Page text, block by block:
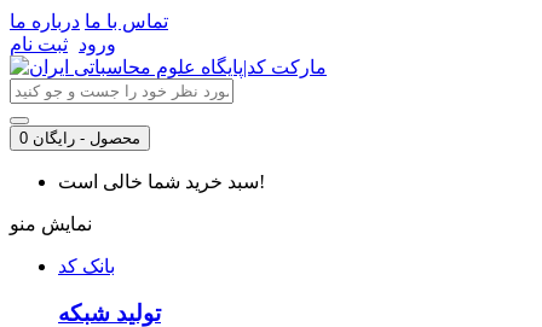
تماس با ما درباره ما
ورود ثبت نام
0 محصول - رایگان
سبد خرید شما خالی است!
نمایش منو
بانک کد
تولید شبکه